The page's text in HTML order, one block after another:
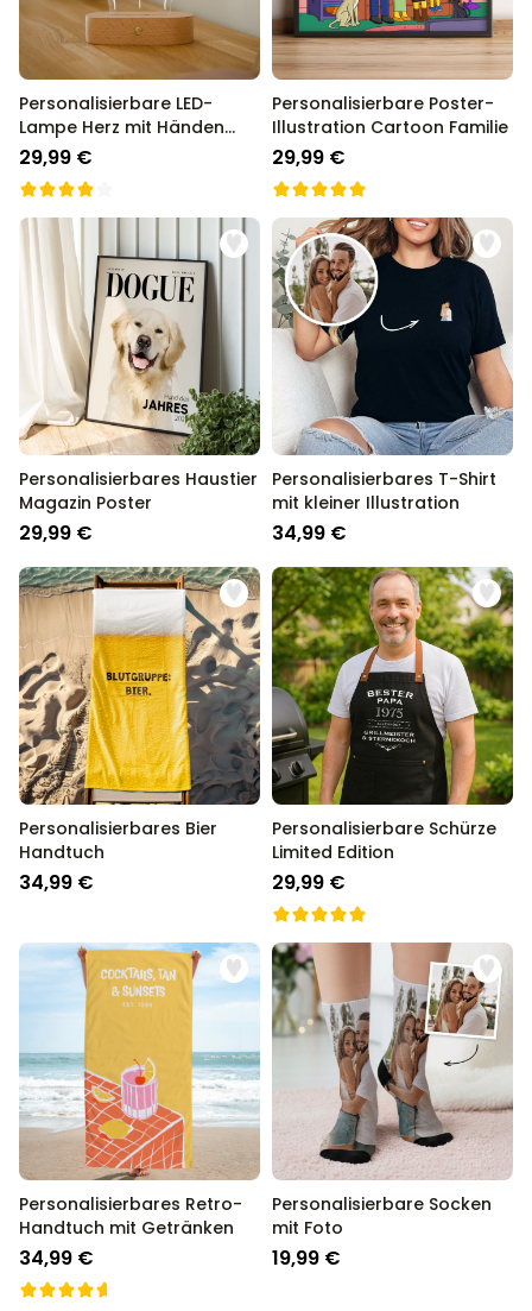
Personalisierbare LED-
Lampe Herz mit Händen
und Namen
29,99 €
Personalisierbare Poster-
Illustration Cartoon Familie
29,99 €
Personalisierbares Haustier
Magazin Poster
29,99 €
Personalisierbares T-Shirt
mit kleiner Illustration
34,99 €
Personalisierbares Bier
Handtuch
34,99 €
Personalisierbare Schürze
Limited Edition
29,99 €
Personalisierbares Retro-
Handtuch mit Getränken
34,99 €
Personalisierbare Socken
mit Foto
19,99 €